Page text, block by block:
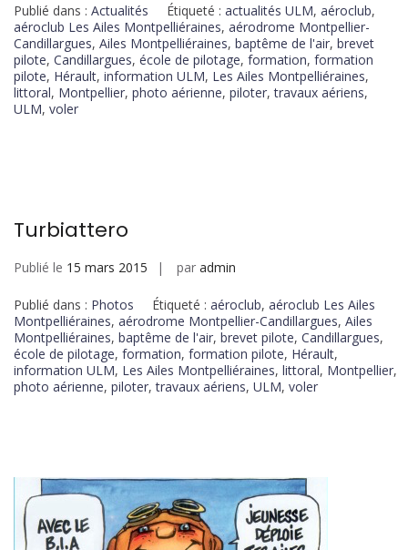
Publié dans : Actualités Étiqueté : actualités ULM, aéroclub,
aéroclub Les Ailes Montpelliéraines, aérodrome Montpellier-
Candillargues, Ailes Montpelliéraines, baptême de l'air, brevet
pilote, Candillargues, école de pilotage, formation, formation
pilote, Hérault, information ULM, Les Ailes Montpelliéraines,
littoral, Montpellier, photo aérienne, piloter,travaux aériens,
ULM, voler
Turbiattero
Publié le 15 mars 2015 par admin
Publié dans : Photos Étiqueté : aéroclub, aéroclub Les Ailes
Montpelliéraines, aérodrome Montpellier-Candillargues, Ailes
Montpelliéraines, baptême de l'air, brevet pilote, Candillargues,
école de pilotage, formation, formation pilote, Hérault,
information ULM, Les Ailes Montpelliéraines, littoral, Montpellier,
photo aérienne, piloter,travaux aériens, ULM, voler